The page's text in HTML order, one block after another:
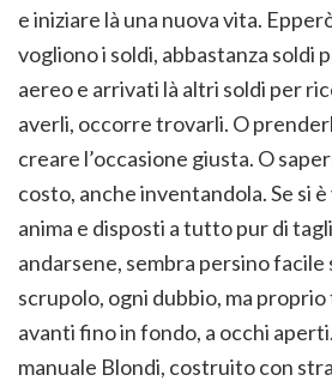
e iniziare là una nuova vita.
vogliono i soldi, abbastanza soldi
aereo e arrivati là altri soldi per
averli, occorre trovarli. O
creare l’occasione giusta. O
costo, anche inventandola. Se si
anima e disposti a tutto pur di
andarsene, sembra persino facile
scrupolo, ogni dubbio, ma
avanti fino in fondo, a occhi
manuale Blondi, costruito con